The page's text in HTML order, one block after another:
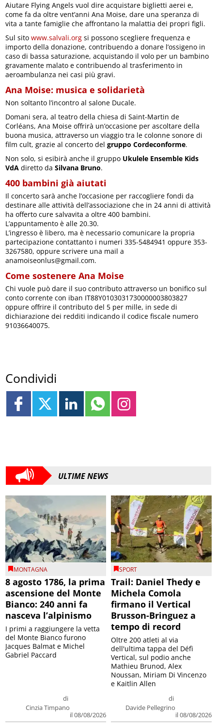
Aiutare Flying Angels vuol dire acquistare biglietti aerei e,
come fa da oltre vent’anni Ana Moise, dare una speranza di
vita a tante famiglie che affrontano la malattia dei propri figli.
Sul sitowww.salvali.org si possono scegliere frequenza e
importo della donazione, contribuendo a donare l’ossigeno in
caso di bassa saturazione, acquistando il volo per un bambino
gravamente malato e contribuendo al trasferimento in
aeroambulanza nei casi più gravi.
Ana Moise: musica e solidarietà
Non soltanto l’incontro al salone Ducale.
Domani sera, al teatro della chiesa di Saint-Martin de
Corléans, Ana Moise offrirà un’occasione per ascoltare della
buona musica, attraverso un viaggio tra le colonne sonore di
film cult, grazie al concerto delgruppo Cordeconforme.
Non solo, si esibirà anche il gruppo Ukulele Ensemble Kids
VdA diretto daSilvana Bruno.
400 bambini già aiutati
Il concerto sarà anche l’occasione per raccogliere fondi da
destinare alle attività dell’associazione che in 24 anni di attività
ha offerto cure salvavita a oltre 400 bambini.
L’appuntamento è alle 20.30.
L’ingresso è libero, ma è necessario comunicare la propria
partecipazione contattanto i numeri 335-5484941 oppure 353-
3267580, oppure scrivere una mail a
anamoiseonlus@gmail.com.
Come sostenere Ana Moise
Chi vuole può dare il suo contributo attraverso un bonifico sul
conto corrente con iban IT88Y0103031730000003803827
oppure offrire il contributo del 5 per mille, in sede di
dichiarazione dei redditi indicando il codice fiscale numero
91036640075.
Condividi
ULTIME NEWS
MONTAGNA
8 agosto 1786, la prima
ascensione del Monte
Bianco: 240 anni fa
nasceva l’alpinismo
di
Cinzia Timpano
il 08/08/2026
I primi a raggiungere la vetta
del Monte Bianco furono
Jacques Balmat e Michel
Gabriel Paccard
SPORT
Trail: Daniel Thedy e
Michela Comola
firmano il Vertical
Brusson-Bringuez a
tempo di record
di
Davide Pellegrino
il 08/08/2026
Oltre 200 atleti al via
dell'ultima tappa del Défì
Vertical, sul podio anche
Mathieu Brunod, Alex
Noussan, Miriam Di Vincenzo
e Kaitlin Allen